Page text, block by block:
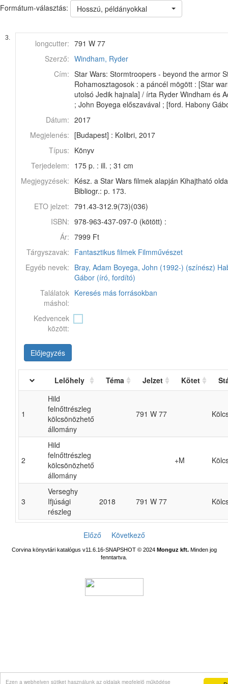
Ezen a webhelyen sütiket használunk az oldalak megfelelő működése
Formátum-választás: Hosszú, példányokkal
3.
longcutter: 791 W 77
Szerző: Windham, Ryder
Cím: Star Wars: Stormtroopers - beyond the armor
Rohamosztagosok : a páncél mögött : [Star
utolsó Jedik hajnala] / írta Ryder Windham és
; John Boyega előszavával ; [ford. Habony
Dátum: 2017
Megjelenés: [Budapest] : Kolibri, 2017
Típus: Könyv
Terjedelem: 175 p. : ill. ; 31 cm
Megjegyzések: Kész. a Star Wars filmek alapján Kihajtható
Bibliogr.: p. 173.
ETO jelzet: 791.43-312.9(73)(036)
ISBN: 978-963-437-097-0 (kötött) :
Ár: 7999 Ft
Tárgyszavak: Fantasztikus filmek Filmművészet
Egyéb nevek: Bray, Adam Boyega, John (1992-) (színész)
Gábor (író, fordító)
Találatok
máshol:
Keresés más forrásokban
Kedvencek
között:
Előjegyzés
Lelőhely Téma Jelzet Kötet
1
Hild
felnőttrészleg
kölcsönözhető
állomány
791 W 77
2
Hild
felnőttrészleg
kölcsönözhető
állomány
+M
3
Verseghy
Ifjúsági
részleg
2018 791 W 77
Előző Következő
Corvina könyvtári katalógus v11.6.16-SNAPSHOT© 2024 Monguz kft.Minden jog
fenntartva.